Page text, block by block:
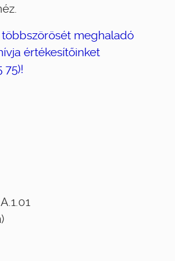
meghaladó
értékesítőinket
75)!
A.1.01